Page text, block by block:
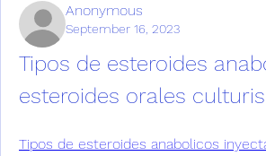
Anonymous
September 16, 2023
Tipos de esteroides
esteroides orales
Tipos de esteroides anabolicos